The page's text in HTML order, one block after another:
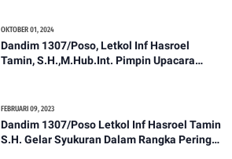
OKTOBER 01, 2024
Dandim 1307/Poso, Letkol Inf Hasroel
Tamin, S.H.,M.Hub.Int. Pimpin Upacara
FEBRUARI 09, 2023
Dandim 1307/Poso Letkol Inf Hasroel Tamin
S.H. Gelar Syukuran Dalam Rangka Peringati